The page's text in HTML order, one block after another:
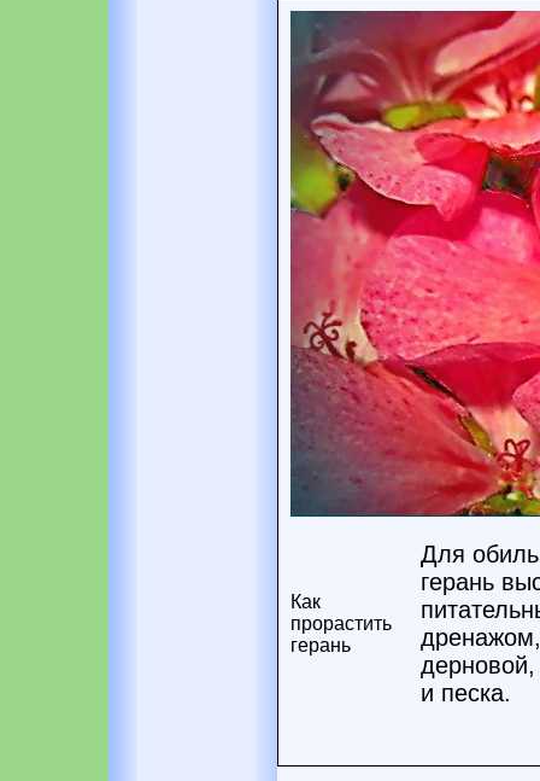
Как
прорастить
герань
Для
герань
и песка.